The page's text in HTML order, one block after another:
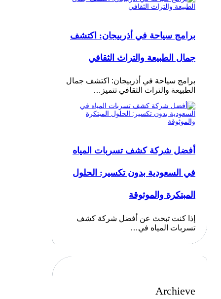
برامج سياحة في أذربيجان: اكتشف
جمال الطبيعة والتراث الثقافي
برامج سياحة في أذربيجان: اكتشف جمال
الطبيعة والتراث الثقافي تتميز…
أفضل شركة كشف تسربات المياه
في السعودية بدون تكسير: الحلول
المبتكرة والموثوقة
إذا كنت تبحث عن أفضل شركة كشف
تسربات المياه في…
Archieve